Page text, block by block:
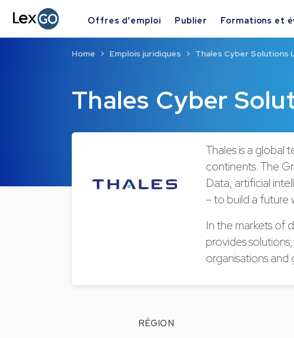
Offres d'emploi Publier Formations et
Thales Cyber
Home Emplois juridiques Thales Cyber Solutions
Thales is a
continents. The
Data, artificial
– to build a future
In the markets of
provides
organisations and
RÉGION